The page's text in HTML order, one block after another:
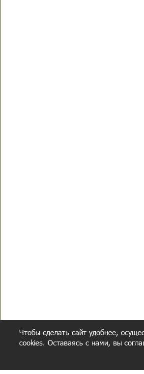
Чтобы сделать сайт удобнее,
cookies. Оставаясь с нами, вы